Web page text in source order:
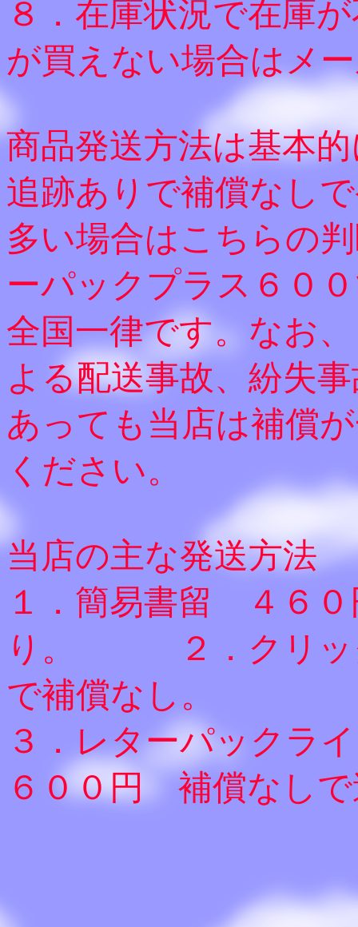
８．在庫状況で在庫
が買えない場合はメ
商品発送方法は基本
追跡ありで補償なし
多い場合はこちらの
ーパックプラス６０
全国一律です。なお
よる配送事故、紛失
あっても当店は補償
ください。
当店の主な発送方法
１．簡易書留 ４６
り。 ２．クリック
で補償なし。
３．レターパック
６００円 補償な